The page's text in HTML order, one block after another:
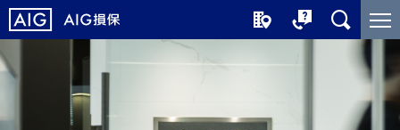
メ
イ
ン
コ
テ
こ
こ
か
ら
イ